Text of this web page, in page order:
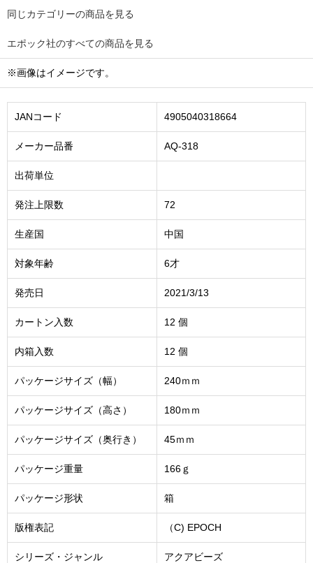
同じカテゴリーの商品を見る
エポック社のすべての商品を見る
※画像はイメージです。
JANコード 4905040318664
メーカー品番 AQ-318
出荷単位
発注上限数 72
生産国 中国
対象年齢 6才
発売日 2021/3/13
カートン入数 12 個
内箱入数 12 個
パッケージサイズ（幅） 240ｍｍ
パッケージサイズ（高さ） 180ｍｍ
パッケージサイズ（奥行き） 45ｍｍ
パッケージ重量 166ｇ
パッケージ形状 箱
版権表記 （C) EPOCH
シリーズ・ジャンル アクアビーズ